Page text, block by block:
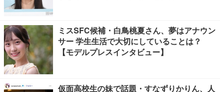
ミスSFC候補・白鳥桃夏さん、夢はアナウン
サー 学生生活で大切にしていることは？
【モデルプレスインタビュー】
仮面高校生の妹で話題・すなずりかりん、人